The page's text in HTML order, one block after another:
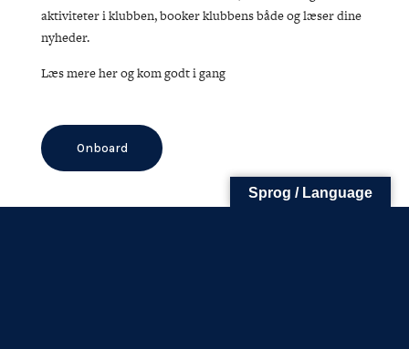
Tuborg Havnepark 15
aktiviteter i klubben, booker klubbens både og læser dine
nyheder.
Læs mere her og kom godt i gang
Onboard
Sprog / Language